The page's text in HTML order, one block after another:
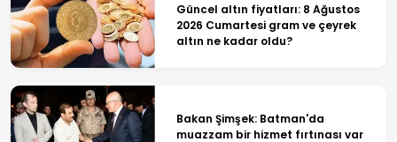
Güncel altın fiyatları: 8 Ağustos
2026 Cumartesi gram ve çeyrek
altın ne kadar oldu?
Bakan Şimşek: Batman'da
muazzam bir hizmet fırtınası var